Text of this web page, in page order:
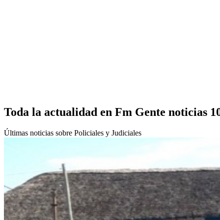
Toda la actualidad en Fm Gente noticias
Últimas noticias sobre Policiales y Judiciales